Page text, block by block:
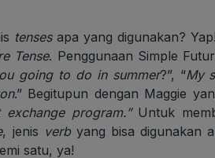
tensesapa yang digunakan?
Tense. Penggunaan Simple
going to do in summer?”, “My
.” Begitupun dengan Maggie
program.”Untuk
, jenis verbyang bisa digunakan
satu, ya!